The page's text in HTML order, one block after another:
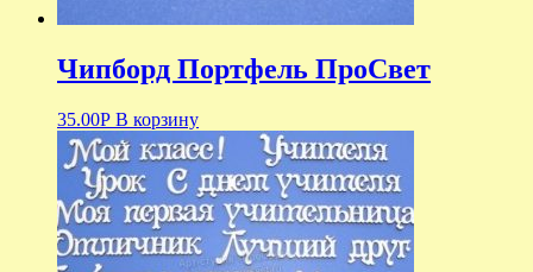
Чипборд Портфель ПроСвет
35.00Р В корзину